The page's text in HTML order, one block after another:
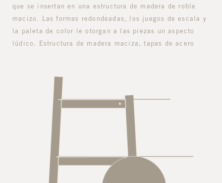
que se insertan en una estructura de madera de roble
macizo. Las formas redondeadas, los juegos de escala y
la paleta de color le otorgan a las piezas un aspecto
lúdico.
Estructura de madera maciza, tapas de acero